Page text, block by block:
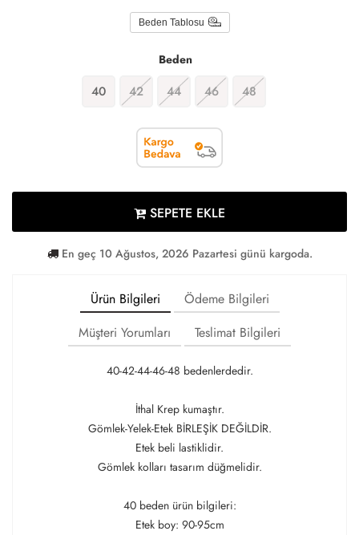
Beden Tablosu
Beden
40 42 44 46 48
SEPETE EKLE
En geç 10 Ağustos, 2026 Pazartesi günü kargoda.
Ürün Bilgileri
Ödeme Bilgileri
Müşteri Yorumları
Teslimat Bilgileri
40-42-44-46-48 bedenlerdedir.
İthal Krep kumaştır.
Gömlek-Yelek-Etek BİRLEŞİK DEĞİLDİR.
Etek beli lastiklidir.
Gömlek kolları tasarım düğmelidir.
40 beden ürün bilgileri:
Etek boy: 90-95cm